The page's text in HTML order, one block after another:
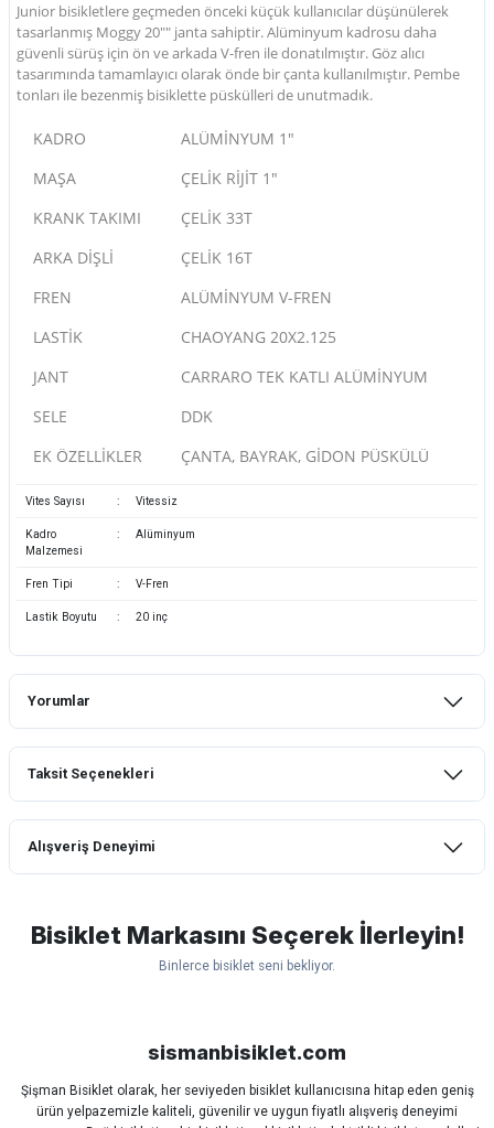
Junior bisikletlere geçmeden önceki küçük kullanıcılar düşünülerek
tasarlanmış Moggy 20"" janta sahiptir. Alüminyum kadrosu daha
güvenli sürüş için ön ve arkada V-fren ile donatılmıştır. Göz alıcı
tasarımında tamamlayıcı olarak önde bir çanta kullanılmıştır. Pembe
tonları ile bezenmiş bisiklette püskülleri de unutmadık.
KADRO
ALÜMİNYUM 1"
MAŞA
ÇELİK RİJİT 1"
KRANK TAKIMI
ÇELİK 33T
ARKA DİŞLİ
ÇELİK 16T
FREN
ALÜMİNYUM V-FREN
LASTİK
CHAOYANG 20X2.125
JANT
CARRARO TEK KATLI ALÜMİNYUM
SELE
DDK
EK ÖZELLİKLER
ÇANTA, BAYRAK, GİDON PÜSKÜLÜ
Vites Sayısı : Vitessiz
Kadro
Malzemesi
: Alüminyum
Fren Tipi : V-Fren
Lastik Boyutu : 20 inç
Yorumlar
Taksit Seçenekleri
Alışveriş Deneyimi
lastik yanak kısmından 3cm yarıldı ama
normal sürüşe uygun
Bahriye Akay Tan | 21/07/2026
Siparişim problemsiz geldi teşekkürler.
Bisiklet Markasını Seçerek İlerleyin!
Binlerce bisiklet seni bekliyor.
sismanbisiklet.com
Şişman Bisiklet olarak, her seviyeden bisiklet kullanıcısına hitap eden geniş
ürün yelpazemizle kaliteli, güvenilir ve uygun fiyatlı alışveriş deneyimi